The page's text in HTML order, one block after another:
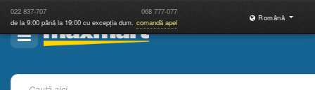
022 837-707 068 777-077
de la 9:00 până la 19:00 cu excepția dum. comandă apel
Română